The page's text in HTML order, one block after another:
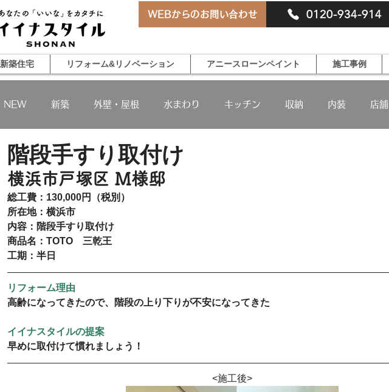
WEBからのお問い合わせ 0120-934-914
新築住宅 リフォーム&リノベーション アニースローンペイント 施工事例
NEW 新築 外壁・屋根 水まわり キッチン 収納 内装 店舗
その他
階段手すり取付け
横浜市戸塚区 Ｍ様邸
総工費：130,000円（税別）
所在地：横浜市
内容：階段手すり取付け
商品名：TOTO　三乾王
工期：半日
リフォーム理由
高齢になってきたので、階段の上り下りが不安になってきた
イイナスタイルの提案
早めに取付けて慣れましょう！
<施工後>